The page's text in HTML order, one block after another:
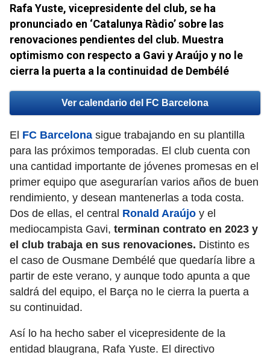
Rafa Yuste, vicepresidente del club, se ha
pronunciado en ‘Catalunya Ràdio’ sobre las
renovaciones pendientes del club. Muestra
optimismo con respecto a Gavi y Araújo y no le
cierra la puerta a la continuidad de Dembélé
Ver calendario del FC Barcelona
El FC Barcelona sigue trabajando en su plantilla
para las próximos temporadas. El club cuenta con
una cantidad importante de jóvenes promesas en el
primer equipo que asegurarían varios años de buen
rendimiento, y desean mantenerlas a toda costa.
Dos de ellas, el central Ronald Araújo y el
mediocampista Gavi, terminan contrato en 2023 y
el club trabaja en sus renovaciones. Distinto es
el caso de Ousmane Dembélé que quedaría libre a
partir de este verano, y aunque todo apunta a que
saldrá del equipo, el Barça no le cierra la puerta a
su continuidad.
Así lo ha hecho saber el vicepresidente de la
entidad blaugrana, Rafa Yuste. El directivo